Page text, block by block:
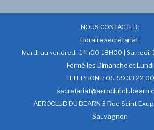
NOUS CONTACTER:
Horaire secrétariat:
Mardi au vendredi: 14h00-18H00 | Samedi:
Fermé les Dimanche et Lundi
TELEPHONE: 05 59 33 22 00
AEROCLUB DU BEARN 3 Rue Saint
Sauvagnon